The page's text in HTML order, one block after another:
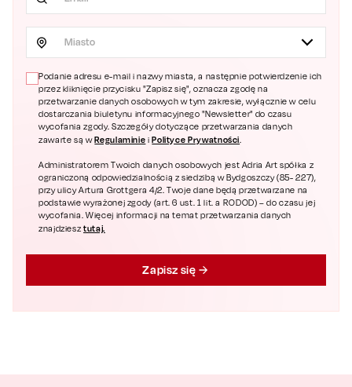
Miasto
Podanie adresu e-mail i nazwy miasta, a następnie potwierdzenie ich
przez kliknięcie przycisku "Zapisz się", oznacza zgodę na
przetwarzanie danych osobowych w tym zakresie, wyłącznie w celu
dostarczania biuletynu informacyjnego "Newsletter" do czasu
wycofania zgody. Szczegóły dotyczące przetwarzania danych
zawarte są wRegulaminie iPolityce Prywatności.
Administratorem Twoich danych osobowych jest Adria Art spółka z
ograniczoną odpowiedzialnością z siedzibą w Bydgoszczy (85- 227),
przy ulicy Artura Grottgera 4/2. Twoje dane będą przetwarzane na
podstawie wyrażonej zgody (art. 6 ust. 1 lit. a RODOD) – do czasu jej
wycofania. Więcej informacji na temat przetwarzania danych
znajdziesztutaj.
Zapisz się